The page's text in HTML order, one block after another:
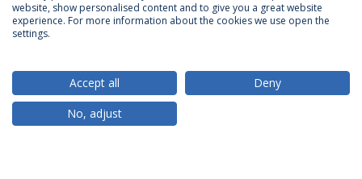
ACREDITAÇÕES
RANKINGS
website, show personalised content and to give you a great website
experience. For more information about the cookies we use open the
settings.
Accept all
Deny
No, adjust